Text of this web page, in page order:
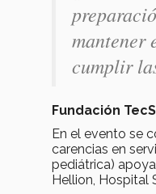
mantener
cumplir
Fundación
En el evento se
carencias en
pediátrica)
Hellion, Hospital